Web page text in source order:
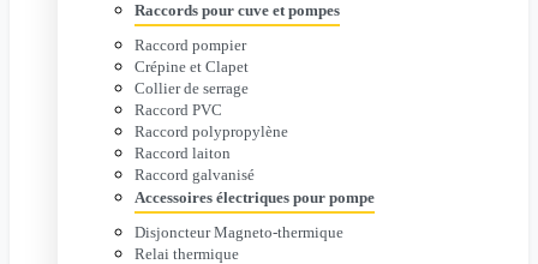
Raccords pour cuve et pompes
Raccord pompier
Crépine et Clapet
Collier de serrage
Raccord PVC
Raccord polypropylène
Raccord laiton
Raccord galvanisé
Accessoires électriques pour pompe
Disjoncteur Magneto-thermique
Relai thermique